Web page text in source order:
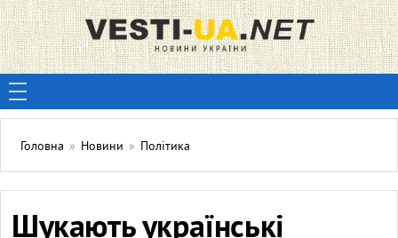
Головна » Новини » Політика
Шукають українські